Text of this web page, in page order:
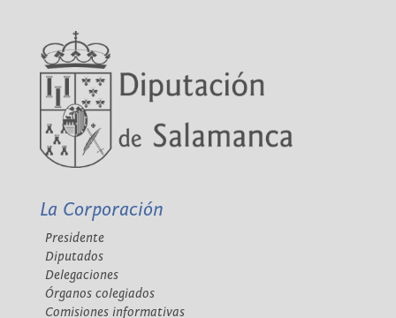
La Corporación
Presidente
Diputados
Delegaciones
Órganos colegiados
Comisiones informativas